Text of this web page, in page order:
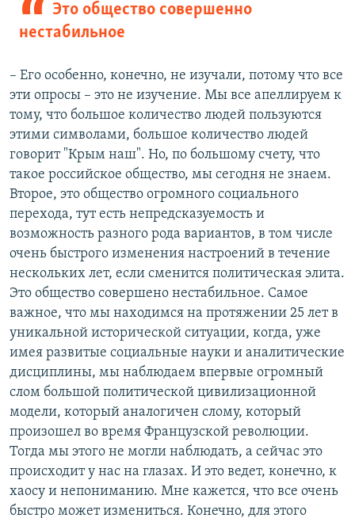
Это общество совершенно
нестабильное
– Его особенно, конечно, не изучали, потому что все
эти опросы – это не изучение. Мы все апеллируем к
тому, что большое количество людей пользуются
этими символами, большое количество людей
говорит "Крым наш". Но, по большому счету, что
такое российское общество, мы сегодня не знаем.
Второе, это общество огромного социального
перехода, тут есть непредсказуемость и
возможность разного рода вариантов, в том числе
очень быстрого изменения настроений в течение
нескольких лет, если сменится политическая элита.
Это общество совершено нестабильное. Самое
важное, что мы находимся на протяжении 25 лет в
уникальной исторической ситуации, когда, уже
имея развитые социальные науки и аналитические
дисциплины, мы наблюдаем впервые огромный
слом большой политической цивилизационной
модели, который аналогичен слому, который
произошел во время Французской революции.
Тогда мы этого не могли наблюдать, а сейчас это
происходит у нас на глазах. И это ведет, конечно, к
хаосу и непониманию. Мне кажется, что все очень
быстро может измениться. Конечно, для этого